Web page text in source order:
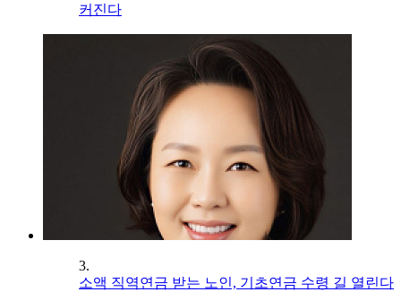
커진다
3.
소액 직역연금 받는 노인, 기초연금 수령 길 열린다